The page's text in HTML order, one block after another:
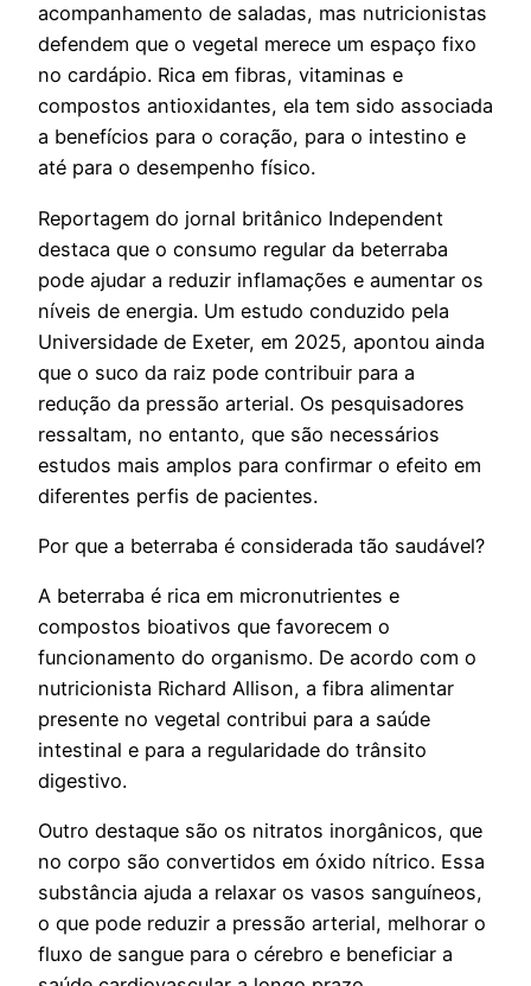
acompanhamento de saladas, mas nutricionistas
defendem que o vegetal merece um espaço fixo
no cardápio. Rica em fibras, vitaminas e
compostos antioxidantes, ela tem sido associada
a benefícios para o coração, para o intestino e
até para o desempenho físico.
Reportagem do jornal britânico Independent
destaca que o consumo regular da beterraba
pode ajudar a reduzir inflamações e aumentar os
níveis de energia. Um estudo conduzido pela
Universidade de Exeter, em 2025, apontou ainda
que o suco da raiz pode contribuir para a
redução da pressão arterial. Os pesquisadores
ressaltam, no entanto, que são necessários
estudos mais amplos para confirmar o efeito em
diferentes perfis de pacientes.
Por que a beterraba é considerada tão saudável?
A beterraba é rica em micronutrientes e
compostos bioativos que favorecem o
funcionamento do organismo. De acordo com o
nutricionista Richard Allison, a fibra alimentar
presente no vegetal contribui para a saúde
intestinal e para a regularidade do trânsito
digestivo.
Outro destaque são os nitratos inorgânicos, que
no corpo são convertidos em óxido nítrico. Essa
substância ajuda a relaxar os vasos sanguíneos,
o que pode reduzir a pressão arterial, melhorar o
fluxo de sangue para o cérebro e beneficiar a